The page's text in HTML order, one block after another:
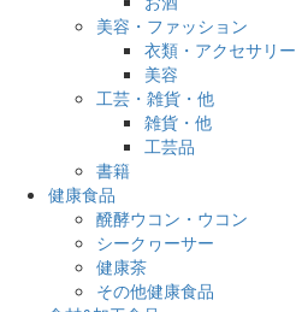
美容・ファッション
衣類・アクセサリー
美容
工芸・雑貨・他
雑貨・他
工芸品
書籍
健康食品
醗酵ウコン・ウコン
シークヮーサー
健康茶
その他健康食品